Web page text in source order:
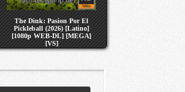
The Dink: Pasion Por El
Pickleball (2026) [Latino]
[1080p WEB-DL] [MEGA]
[VS]